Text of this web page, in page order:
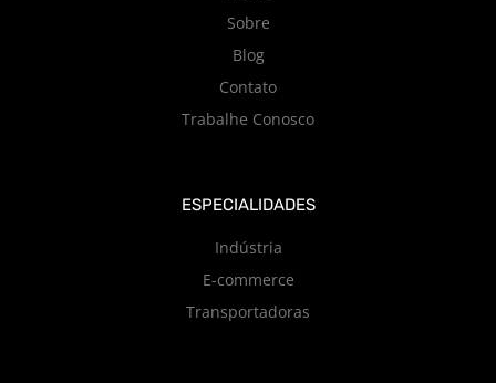
Sobre
Blog
Contato
Trabalhe Conosco
ESPECIALIDADES
Indústria
E-commerce
Transportadoras